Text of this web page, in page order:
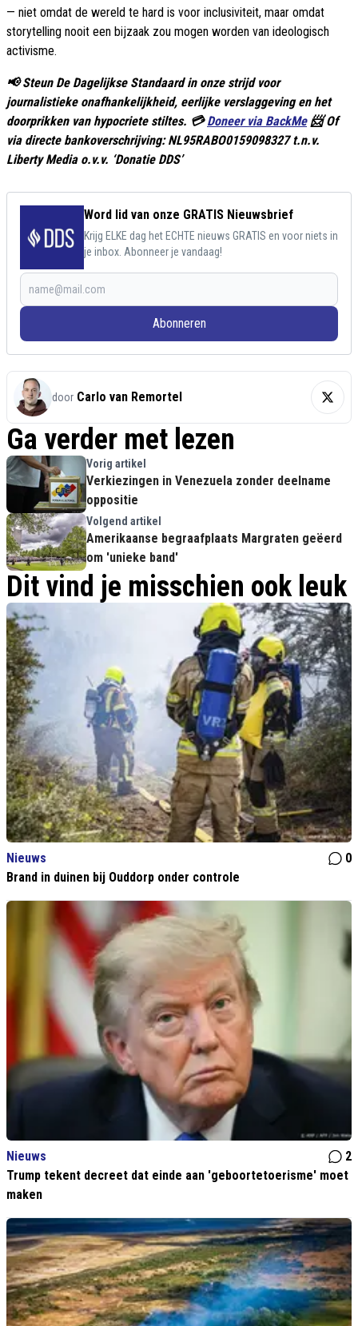
— niet omdat de wereld te hard is voor inclusiviteit, maar omdat
storytelling nooit een bijzaak zou mogen worden van ideologisch
activisme.
📢 Steun De Dagelijkse Standaard in onze strijd voor
journalistieke onafhankelijkheid, eerlijke verslaggeving en het
doorprikken van hypocriete stiltes. 💳Doneer via BackMe📨 Of
via directe bankoverschrijving: NL95RABO0159098327 t.n.v.
Liberty Media o.v.v. ‘Donatie DDS’
Word lid van onze GRATIS Nieuwsbrief
Krijg ELKE dag het ECHTE nieuws GRATIS en voor niets in
je inbox. Abonneer je vandaag!
Abonneren
door Carlo van Remortel
Ga verder met lezen
Vorig artikel
Verkiezingen in Venezuela zonder deelname
oppositie
Volgend artikel
Amerikaanse begraafplaats Margraten geëerd
om 'unieke band'
Dit vind je misschien ook leuk
Nieuws
0
Brand in duinen bij Ouddorp onder controle
Nieuws
2
Trump tekent decreet dat einde aan 'geboortetoerisme' moet
maken